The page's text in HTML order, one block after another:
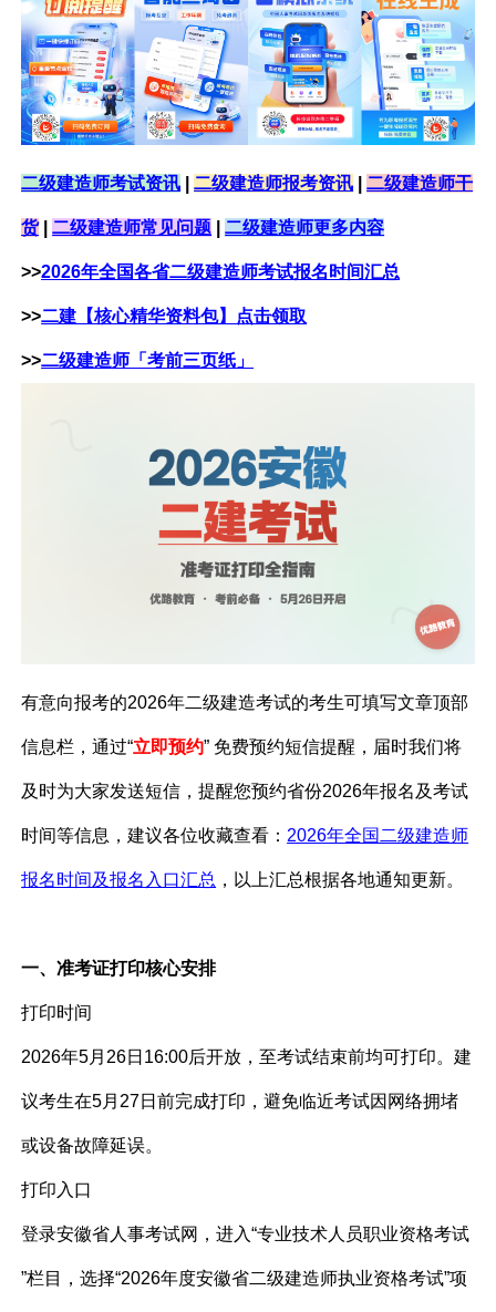
二级建造师考试资讯 |二级建造师报考资讯 |二级建造师干
货|二级建造师常见问题 |二级建造师更多内容
>>2026年全国各省二级建造师考试报名时间汇总
>>二建【核心精华资料包】点击领取
>>二级建造师「考前三页纸」
有意向报考的2026年二级建造考试的考生可填写文章顶部
信息栏，通过“立即预约” 免费预约短信提醒，届时我们将
及时为大家发送短信，提醒您预约省份2026年报名及考试
时间等信息 ，建议各位收藏查看： 2026年全国二级建造师
报名时间及报名入口汇总 ，以上汇总根据各地通知更新。
一、准考证打印核心安排
打印时间​
2026年5月26日16:00后开放，至考试结束前均可打印。建
议考生在5月27日前完成打印，避免临近考试因网络拥堵
或设备故障延误。
打印入口​
登录安徽省人事考试网，进入“专业技术人员职业资格考试
”栏目，选择“2026年度安徽省二级建造师执业资格考试”项